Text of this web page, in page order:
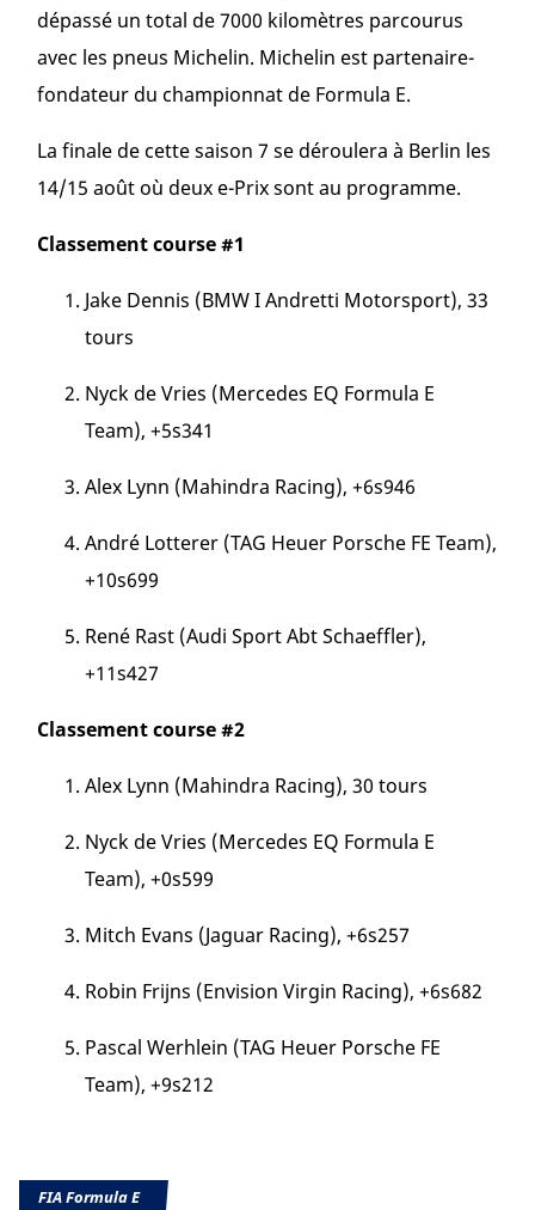
dépassé un total de 7000 kilomètres parcourus
avec les pneus Michelin. Michelin est partenaire-
fondateur du championnat de Formula E.
La finale de cette saison 7 se déroulera à Berlin les
14/15 août où deux e-Prix sont au programme.
Classement course #1
Jake Dennis (BMW I Andretti Motorsport), 33
tours
Nyck de Vries (Mercedes EQ Formula E
Team), +5s341
Alex Lynn (Mahindra Racing), +6s946
André Lotterer (TAG Heuer Porsche FE Team),
+10s699
René Rast (Audi Sport Abt Schaeffler),
+11s427
Classement course #2
Alex Lynn (Mahindra Racing), 30 tours
Nyck de Vries (Mercedes EQ Formula E
Team), +0s599
Mitch Evans (Jaguar Racing), +6s257
Robin Frijns (Envision Virgin Racing), +6s682
Pascal Werhlein (TAG Heuer Porsche FE
Team), +9s212
FIA Formula E